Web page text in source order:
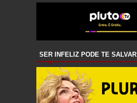
SER INFELIZ PODE TE SALVAR